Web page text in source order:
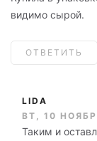
видимо сырой.
ОТВЕТИТЬ
LIDA
ВТ, 10
Таким и